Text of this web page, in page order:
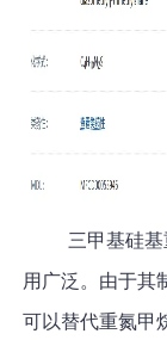
三甲基硅
用广泛。由于其
可以替代重氮甲